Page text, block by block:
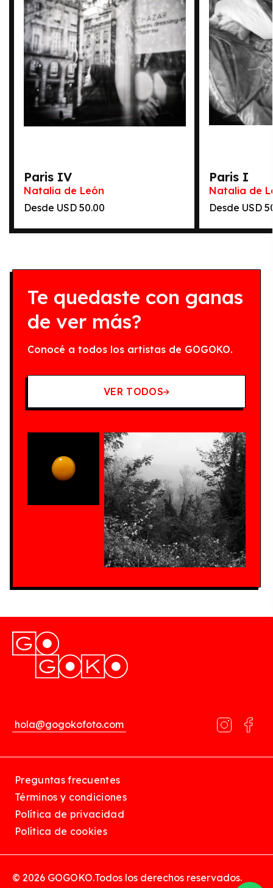
Paris IV
Natalia de León
Desde
50.00
Paris I
Natalia de
Desde
Te quedaste con ganas
de ver más?
Conocé a todos los artistas de GOGOKO.
VER TODOS
hola@gogokofoto.com
Preguntas frecuentes
Términos y condiciones
Política de privacidad
Política de cookies
© 2026 GOGOKO.Todos los derechos reservados.